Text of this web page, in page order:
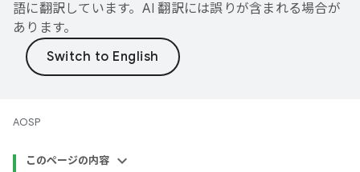
語に翻訳しています。AI 翻訳には誤りが含まれる場合が
あります。
AOSP
このページの内容